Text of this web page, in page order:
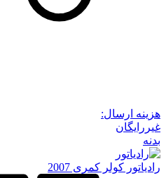
هزینه ارسال:
غیررایگان
بدنه
رادیاتور کولر کمری 2007